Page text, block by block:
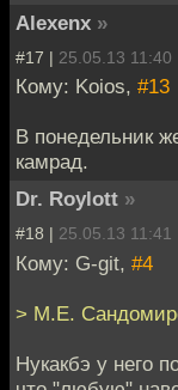
Alexenx »
#17 | 25.05.13 11:40
Кому: Koios, #13
В понедельник
камрад.
Dr. Roylott »
#18 | 25.05.13 11:41
Кому: G-git, #4
> М.Е.
Нукакбэ у него